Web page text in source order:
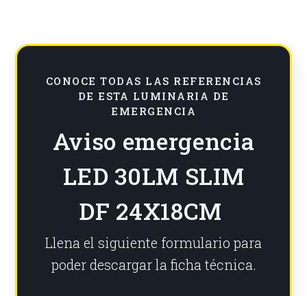
CONOCE TODAS LAS REFERENCIAS
DE ESTA LUMINARIA DE
EMERGENCIA
Aviso emergencia
LED 30LM SLIM
DF 24X18CM
Llena el siguiente formulario para
poder descargar la ficha técnica.